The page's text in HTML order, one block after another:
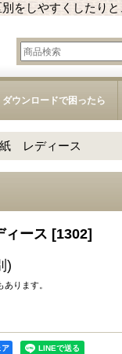
をしやすくしたり
ダウンロードで困ったら
レディース
ース [1302]
)
ります。
ア